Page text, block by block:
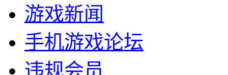
游戏新闻
手机游戏论坛
违规会员